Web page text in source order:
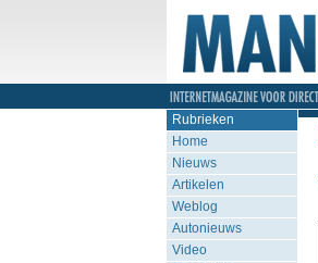
Rubrieken
Home
Nieuws
Artikelen
Weblog
Autonieuws
Video